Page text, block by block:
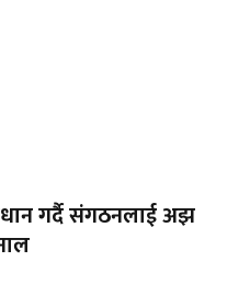
गर्दै संगठनलाई अझ